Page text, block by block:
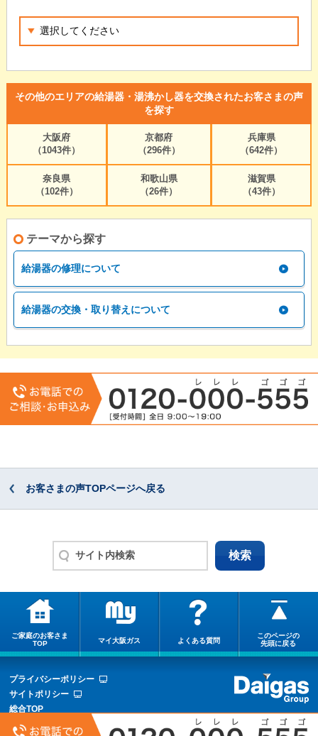
その他のエリアの給湯器・湯沸かし器を交換されたお客さまの声
を探す
大阪府
（1043件）
京都府
（296件）
兵庫県
（642件）
奈良県
（102件）
和歌山県
（26件）
滋賀県
（43件）
テーマから探す
給湯器の修理について
給湯器の交換・取り替えについて
お客さまの声TOPページへ戻る
ご家庭のお客さま
TOP
マイ大阪ガス よくある質問
このページの
先頭に戻る
プライバシーポリシー
サイトポリシー
総合TOP
サイトマップ